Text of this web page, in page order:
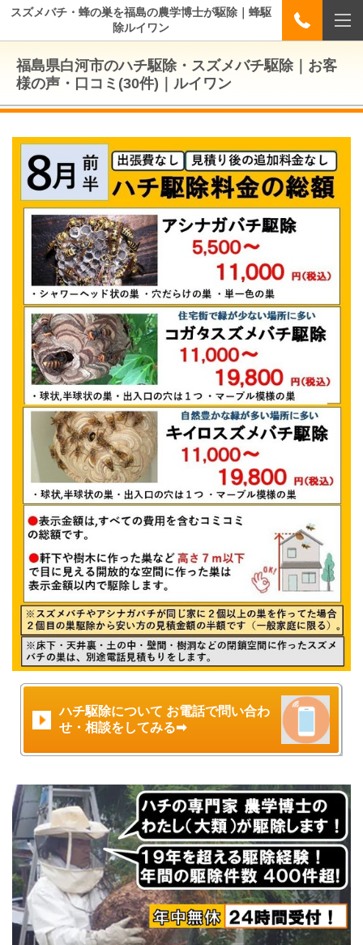
スズメバチ・蜂の巣を福島の農学博士が駆除｜蜂駆
除ルイワン
福島県白河市のハチ駆除・スズメバチ駆除｜お客
様の声・口コミ(30件)｜ルイワン
ハチ駆除について お電話で問い合わ
せ・相談をしてみる➡